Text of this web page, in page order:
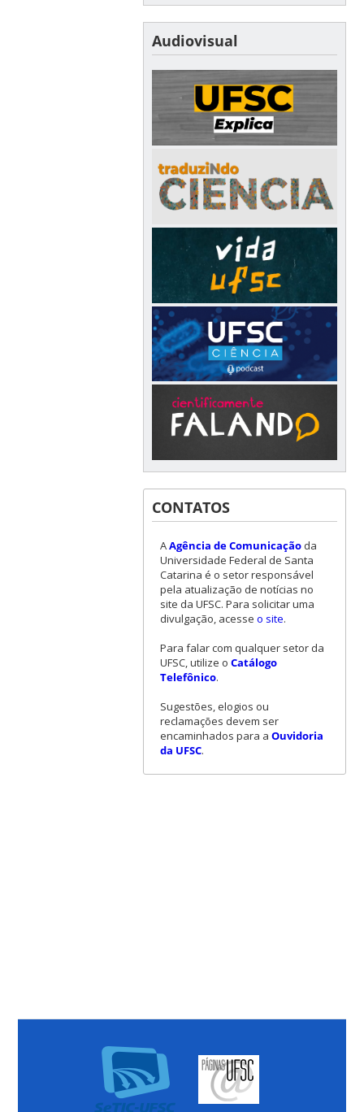
Audiovisual
CONTATOS
AAgência de Comunicaçãoda
Universidade Federal de Santa
Catarina é o setor responsável
pela atualização de notícias no
site da UFSC. Para solicitar uma
divulgação, acesse o site.
Para falar com qualquer setor da
UFSC, utilize o Catálogo
Telefônico.
Sugestões, elogios ou
reclamações devem ser
encaminhados para a Ouvidoria
da UFSC.